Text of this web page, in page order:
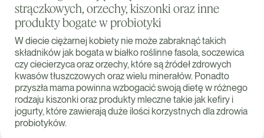
strączkowych, orzechy, kiszonki oraz inne
produkty bogate w probiotyki
W diecie ciężarnej kobiety nie może zabraknąć takich
składników jak bogata w białko roślinne fasola, soczewica
czy ciecierzyca oraz orzechy, które są źródeł zdrowych
kwasów tłuszczowych oraz wielu minerałów. Ponadto
przyszła mama powinna wzbogacić swoją dietę w różnego
rodzaju kiszonki oraz produkty mleczne takie jak kefiry i
jogurty, które zawierają duże ilości korzystnych dla zdrowia
probiotyków.